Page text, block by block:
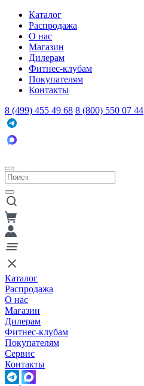
Каталог
Распродажа
О нас
Магазин
Дилерам
Фитнес-клубам
Покупателям
Контакты
8 (499) 455 49 68 8 (800) 550 07 44
Каталог
Распродажа
О нас
Магазин
Дилерам
Фитнес-клубам
Покупателям
Сервис
Контакты